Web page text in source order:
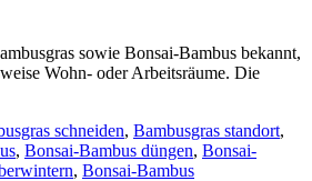
sowie Bonsai-Bambus bekannt,
Wohn- oder Arbeitsräume. Die
schneiden, Bambusgras standort,
, Bonsai-Bambus düngen, Bonsai-
, Bonsai-Bambus